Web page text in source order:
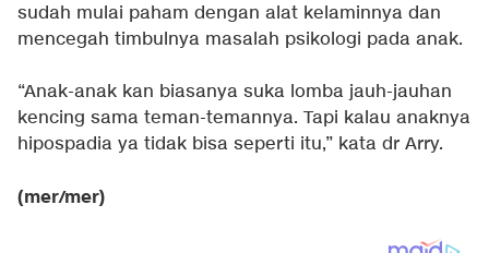
sudah mulai paham dengan alat kelaminnya dan
mencegah timbulnya masalah psikologi pada anak.
“Anak-anak kan biasanya suka lomba jauh-jauhan
kencing sama teman-temannya. Tapi kalau anaknya
hipospadia ya tidak bisa seperti itu,” kata dr Arry.
(mer/mer)